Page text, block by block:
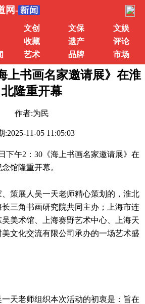
网-
文创 文保
文娱
收藏 遗产
评论
艺术 品牌 市场
上书画名家邀请展》在淮
北隆重开幕
作者:为民
:2025-11-05 11:05:03
下午2：30《海上书画名家邀请展》在
馆隆重开幕。
策展人吴一天老师精心策划的，淮北
三角书画研究院共同主办；上海市连
美术馆、上海赛野艺术中心、上海天
文化交流有限公司承办的一场艺术盛
天老师组织本次活动的初衷是：旨在